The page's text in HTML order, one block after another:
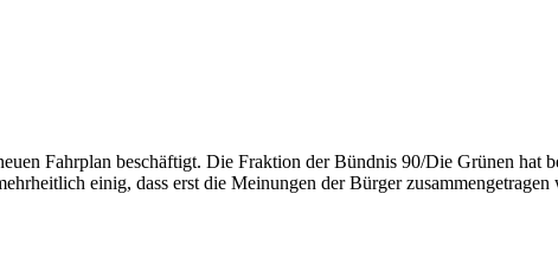
Fahrplan beschäftigt. Die Fraktion der Bündnis 90/Die Grünen hat
einig, dass erst die Meinungen der Bürger